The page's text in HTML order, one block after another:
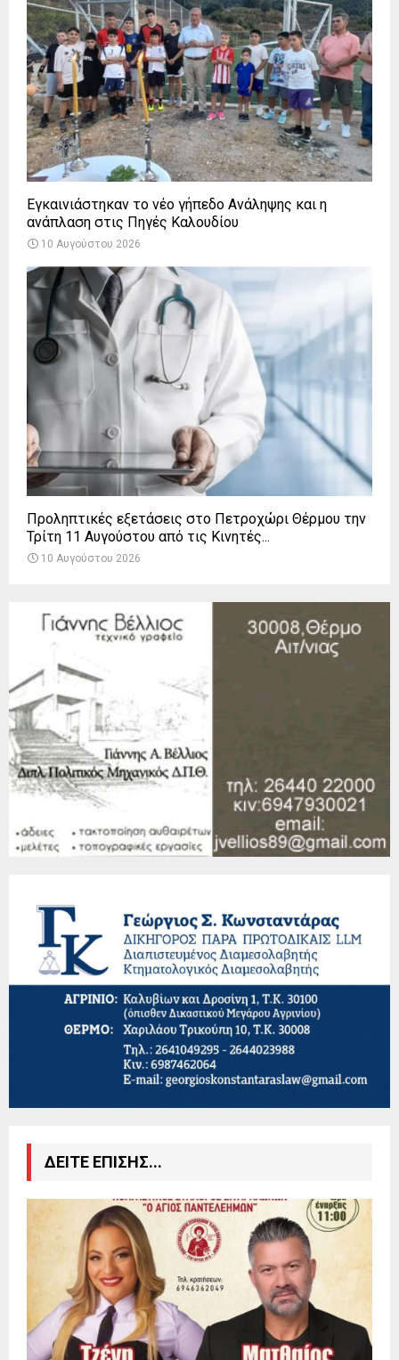
Εγκαινιάστηκαν το νέο γήπεδο Ανάληψης και η
ανάπλαση στις Πηγές Καλουδίου
10 Αυγούστου 2026
Προληπτικές εξετάσεις στο Πετροχώρι Θέρμου την
Τρίτη 11 Αυγούστου από τις Κινητές...
10 Αυγούστου 2026
ΔΕΙΤΕ ΕΠΙΣΗΣ...